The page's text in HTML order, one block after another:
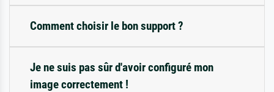
Comment choisir le bon support ?
Je ne suis pas sûr d'avoir configuré mon
image correctement !